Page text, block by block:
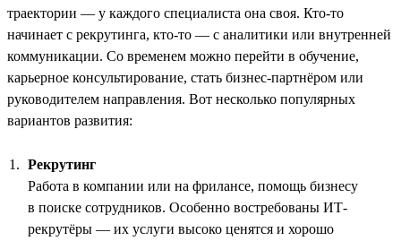
траектории — у каждого специалиста она своя. Кто-то
начинает с рекрутинга, кто-то — с аналитики или внутренней
коммуникации. Со временем можно перейти в обучение,
карьерное консультирование, стать бизнес-партнёром или
руководителем направления. Вот несколько популярных
вариантов развития:
Рекрутинг
Работа в компании или на фрилансе, помощь бизнесу
в поиске сотрудников. Особенно востребованы ИТ-
рекрутёры — их услуги высоко ценятся и хорошо